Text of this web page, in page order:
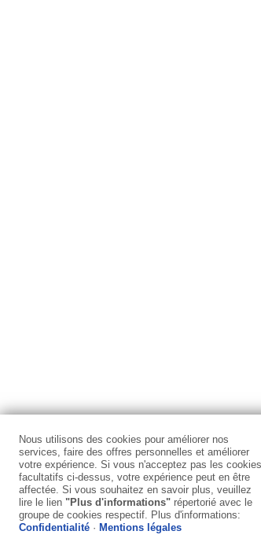
Kit
hors
Trier par
INFORMATION
Mentions légales
Nous utilisons des cookies pour améliorer nos
services, faire des offres personnelles et améliorer
votre expérience. Si vous n'acceptez pas les cookies
facultatifs ci-dessus, votre expérience peut en être
affectée. Si vous souhaitez en savoir plus, veuillez
lire le lien "Plus d'informations" répertorié avec le
groupe de cookies respectif. Plus d'informations:
Confidentialité · Mentions légales